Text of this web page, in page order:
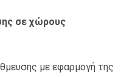
σε χώρους
με εφαρμογή της